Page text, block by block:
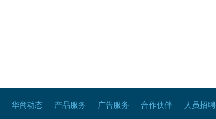
华商动态 产品服务 广告服务 合作伙伴 人员招聘